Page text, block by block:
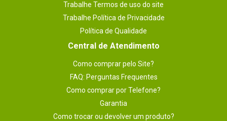
Trabalhe Termos de uso do site
Trabalhe Política de Privacidade
Política de Qualidade
Central de Atendimento
Como comprar pelo Site?
FAQ: Perguntas Frequentes
Como comprar por Telefone?
Garantia
Como trocar ou devolver um produto?